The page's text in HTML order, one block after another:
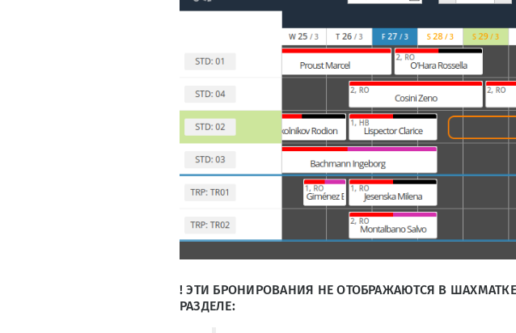
! ЭТИ БРОНИРОВАНИЯ НЕ ОТОБРАЖАЮТСЯ В
РАЗДЕЛЕ: